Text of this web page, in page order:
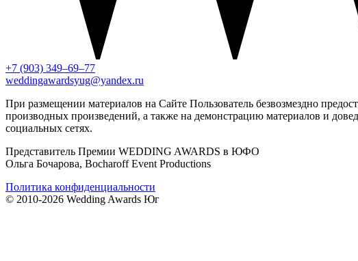
+7 (903) 349–69–77
weddingawardsyug@yandex.ru
При размещении материалов на Сайте Пользователь безвозмездно
производных произведений, а также на демонстрацию материалов и
социальных сетях.
Представитель Премии WEDDING AWARDS в ЮФО
Ольга Бочарова, Bocharoff Event Productions
Политика конфиденциальности
© 2010-2026 Wedding Awards Юг